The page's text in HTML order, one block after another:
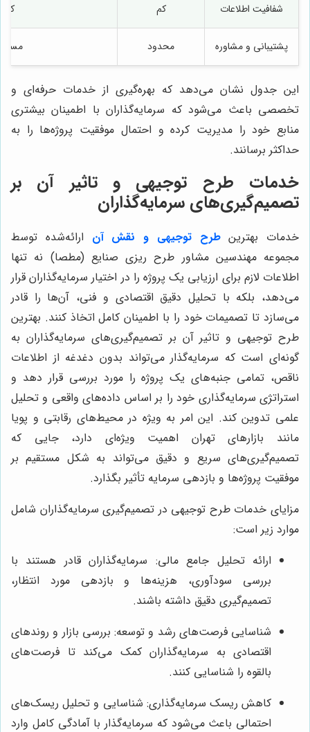
شفافیت اطلاعات کم
پشتیبانی و مشاوره محدود
این جدول نشان می‌دهد که بهره‌گیری از خدمات حرفه‌ای و
تخصصی باعث می‌شود که سرمایه‌گذاران با اطمینان بیشتری
منابع خود را مدیریت کرده و احتمال موفقیت پروژه‌ها را به
حداکثر برسانند.
خدمات طرح توجیهی و تاثیر آن بر
تصمیم‌گیری‌های سرمایه‌گذاران
خدمات بهترینطرح توجیهی و نقش آن ارائه‌شده توسط
مجموعه مهندسین مشاور طرح ریزی صنایع (مطصا) نه تنها
اطلاعات لازم برای ارزیابی یک پروژه را در اختیار سرمایه‌گذاران قرار
می‌دهد، بلکه با تحلیل دقیق اقتصادی و فنی، آن‌ها را قادر
می‌سازد تا تصمیمات خود را با اطمینان کامل اتخاذ کنند. بهترین
طرح توجیهی و تاثیر آن بر تصمیم‌گیری‌های سرمایه‌گذاران به
گونه‌ای است که سرمایه‌گذار می‌تواند بدون دغدغه از اطلاعات
ناقص، تمامی جنبه‌های یک پروژه را مورد بررسی قرار دهد و
استراتژی سرمایه‌گذاری خود را بر اساس داده‌های واقعی و تحلیل
علمی تدوین کند. این امر به ویژه در محیط‌های رقابتی و پویا
مانند بازارهای تهران اهمیت ویژه‌ای دارد، جایی که
تصمیم‌گیری‌های سریع و دقیق می‌تواند به شکل مستقیم بر
موفقیت پروژه‌ها و بازدهی سرمایه تأثیر بگذارد.
مزایای خدمات طرح توجیهی در تصمیم‌گیری سرمایه‌گذاران شامل
موارد زیر است:
ارائه تحلیل جامع مالی: سرمایه‌گذاران قادر هستند با
بررسی سودآوری، هزینه‌ها و بازدهی مورد انتظار،
تصمیم‌گیری دقیق داشته باشند.
شناسایی فرصت‌های رشد و توسعه: بررسی بازار و روندهای
اقتصادی به سرمایه‌گذاران کمک می‌کند تا فرصت‌های
بالقوه را شناسایی کنند.
کاهش ریسک سرمایه‌گذاری: شناسایی و تحلیل ریسک‌های
احتمالی باعث می‌شود که سرمایه‌گذار با آمادگی کامل وارد